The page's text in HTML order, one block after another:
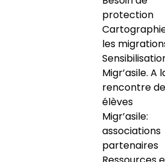
protection
les
Migr’asile. A
rencontre
élèves
Migr’asile:
associations
partenaires